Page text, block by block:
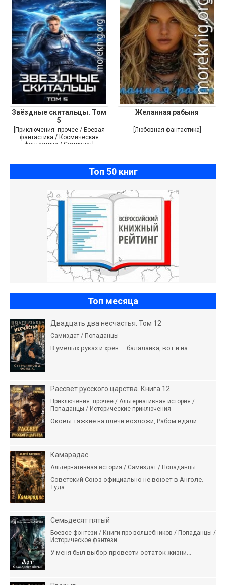
Звёздные скитальцы. Том
5
[Приключения: прочее / Боевая
фантастика / Космическая
фантастика / Самиздат]
Желанная рабыня
[Любовная фантастика]
Топ 50 книг
Топ месяца
Двадцать два несчастья. Том 12
Самиздат / Попаданцы
В умелых руках и хрен — балалайка, вот и на...
Рассвет русского царства. Книга 12
Приключения: прочее / Альтернативная история /
Попаданцы / Исторические приключения
Оковы тяжкие на плечи возложи, Рабом вдали...
Камарадас
Альтернативная история / Самиздат / Попаданцы
Советский Союз официально не воюет в Анголе.
Туда...
Семьдесят пятый
Боевое фэнтези / Книги про волшебников / Попаданцы /
Историческое фэнтези
У меня был выбор провести остаток жизни...